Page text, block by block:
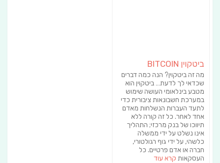
ביטקוין BITCOIN
מה זה ביטקוין? הנה כמה דברים
שכדאי לך לדעת… ביטקוין הוא
מטבע בינלאומי העושה שימוש
במערכת חשבונאות ציבורית כדי
לתעד העברות הנשלחות מאדם
אחד לאחר. כל זה קורה ללא
תיווכו של בנק מרכזי; התהליך
אינו נשלט על ידי ממשלה
כלשהי, על ידי גוף רגולטורי,
חברה או אדם פרטיים. כל
העסקאות קרא עוד